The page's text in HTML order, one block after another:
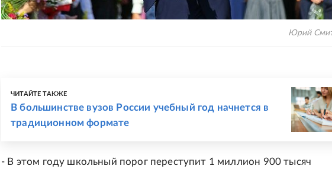
Юрий
ЧИТАЙТЕ ТАКЖЕ
В большинстве вузов России учебный год начнется в
традиционном формате
- В этом году школьный порог переступит 1 миллион 900 тысяч